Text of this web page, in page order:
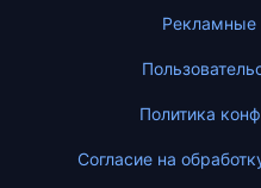
Рекламные
Политика
Согласие на